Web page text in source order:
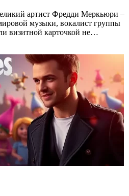
артист Фредди Меркьюри –
музыки, вокалист группы
визитной карточкой не…